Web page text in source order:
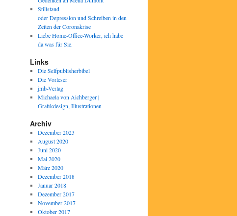
Stillstand
oder Depression und Schreiben in den
Zeiten der Coronakrise
Liebe Home-Office-Worker, ich habe
da was für Sie.
Links
Die Selfpublisherbibel
Die Vorleser
jmb-Verlag
Michaela von Aichberger |
Grafikdesign, Illustrationen
Archiv
Dezember 2023
August 2020
Juni 2020
Mai 2020
März 2020
Dezember 2018
Januar 2018
Dezember 2017
November 2017
Oktober 2017